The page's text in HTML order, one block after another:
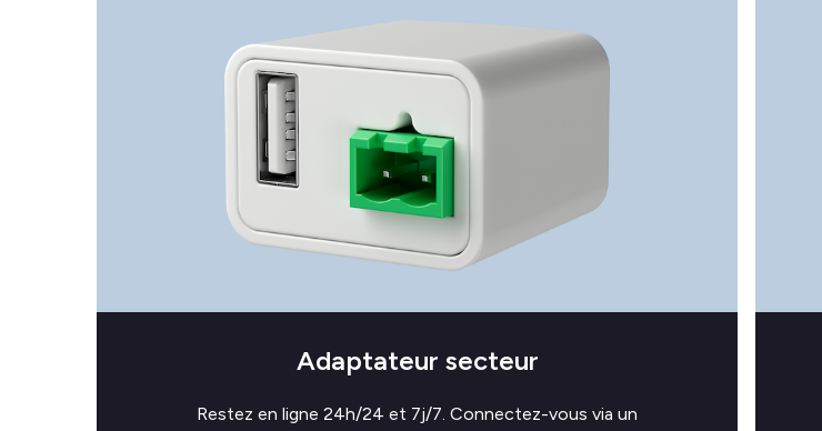
Adaptateur secteur
Restez en ligne 24h/24 et 7j/7. Connectez-vous via un